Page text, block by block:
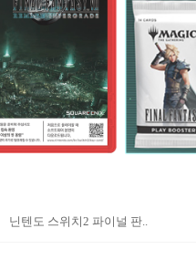
닌텐도 스위치2 파이널 판..